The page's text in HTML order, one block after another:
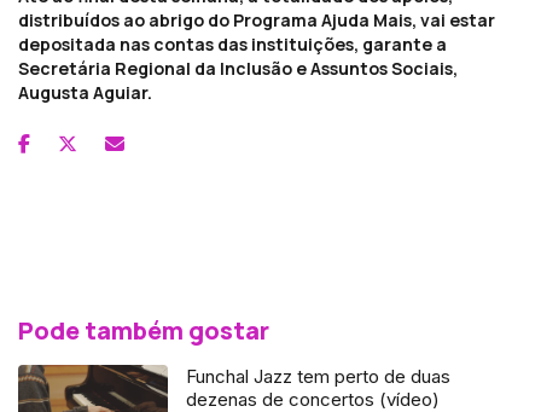
distribuídos ao abrigo do Programa Ajuda Mais, vai estar
depositada nas contas das instituições, garante a
Secretária Regional da Inclusão e Assuntos Sociais,
Augusta Aguiar.
Pode também gostar
Funchal Jazz tem perto de duas
dezenas de concertos (vídeo)